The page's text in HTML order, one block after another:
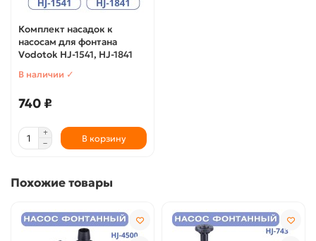
Комплект насадок к
насосам для фонтана
Vodotok HJ-1541, HJ-1841
В наличии ✓
740 ₽
В корзину
Похожие товары